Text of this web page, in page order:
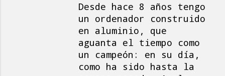
Desde hace 8 años tengo
un ordenador construido
en aluminio, que
aguanta el tiempo como
un campeón: en su día,
como ha sido hasta la